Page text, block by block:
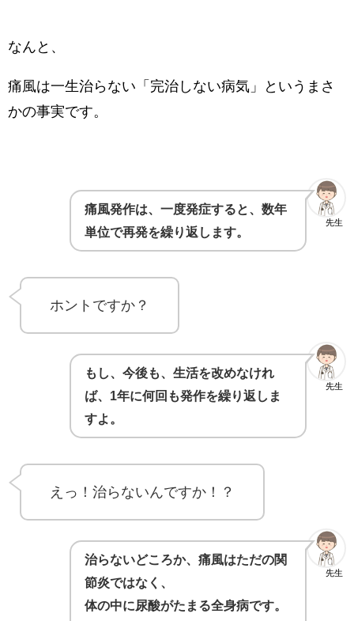
なんと、
痛風は一生治らない「完治しない病気」というまさ
かの事実です。
先生
痛風発作は、一度発症すると、数年
単位で再発を繰り返します。
ホントですか？
先生
もし、今後も、生活を改めなけれ
ば、1年に何回も発作を繰り返しま
すよ。
えっ！治らないんですか！？
先生
治らないどころか、痛風はただの関
節炎ではなく、
体の中に尿酸がたまる全身病です。